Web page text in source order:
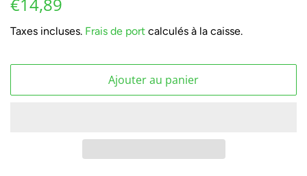
€14,89
Taxes incluses. Frais de port calculés à la caisse.
Ajouter au panier